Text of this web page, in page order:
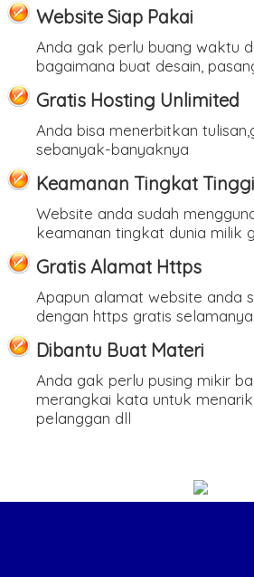
Website Siap Pakai
Anda gak perlu buang waktu
bagaimana buat desain,
Gratis Hosting Unlimited
Anda bisa menerbitkan
sebanyak-banyaknya
Keamanan Tingkat Tinggi
Website anda sudah
keamanan tingkat dunia milik
Gratis Alamat Https
Apapun alamat website anda
dengan https gratis selamanya
Dibantu Buat Materi
Anda gak perlu pusing mikir
merangkai kata untuk
pelanggan dll